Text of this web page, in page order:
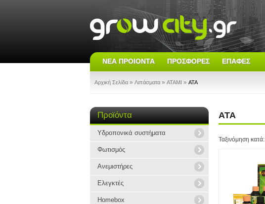
ΝΈΑ ΠΡΟΙΌΝΤΑ ΠΡΟΣΦΟΡΈΣ ΕΠΑΦΈΣ
Αρχική Σελίδα » Λιπάσματα » ATAMI » ATA
ATA
Ταξινόμηση κατά:
Προϊόντα
Υδροπονικά συστήματα
Φωτισμός
Ανεμιστήρες
Ελεγκτές
Homebox